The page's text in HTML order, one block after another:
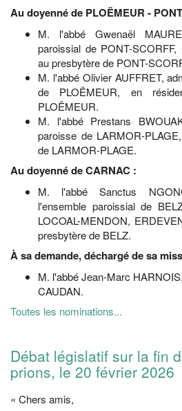
Au doyenné de PLOËMEUR -
M. l'abbé Gwenaël
paroissial de PONT-
au presbytère de PONT-
M. l'abbé Olivier AUFFRET,
de PLOËMEUR, en
PLOËMEUR.
M. l'abbé Prestans
paroisse de LARMOR-
de LARMOR-PLAGE.
Au doyenné de CARNAC :
M. l'abbé Sanctus
l'ensemble paroissial de
LOCOAL-MENDON,
presbytère de BELZ.
À sa demande, déchargé de sa
M. l'abbé Jean-Marc
CAUDAN.
Toutes les nominations...
Débat législatif sur la fin
prions, le 20 février 2026
« Chers amis,